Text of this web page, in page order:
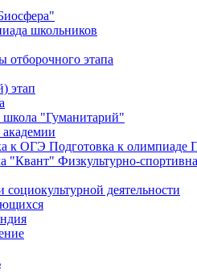
школьников
отборочного этапа
этап
школа "Гуманитарий"
к ОГЭ Подготовка к олимпиаде
"Квант" Физкультурно-
деятельности